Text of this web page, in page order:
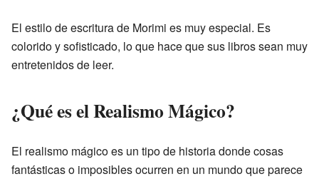
El estilo de escritura de Morimi es muy especial. Es
colorido y sofisticado, lo que hace que sus libros sean muy
entretenidos de leer.
¿Qué es el Realismo Mágico?
El realismo mágico es un tipo de historia donde cosas
fantásticas o imposibles ocurren en un mundo que parece